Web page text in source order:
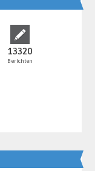
13320
Berichten